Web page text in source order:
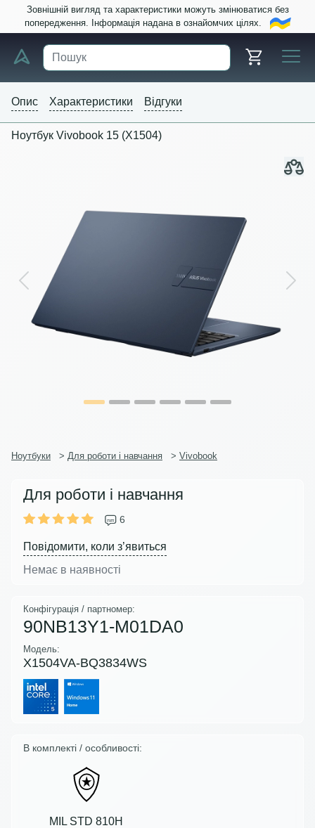
Зовнішній вигляд та характеристики можуть змінюватися без
попередження. Інформація надана в ознайомчих цілях.
Опис Характеристики Відгуки
Ноутбук Vivobook 15 (X1504)
Previous Next
Ноутбуки > Для роботи і навчання > Vivobook
Для роботи і навчання
6
Повідомити, коли з’явиться
Немає в наявності
Конфігурація / партномер:
90NB13Y1-M01DA0
Модель:
X1504VA-BQ3834WS
В комплекті / особливості:
MIL STD 810H